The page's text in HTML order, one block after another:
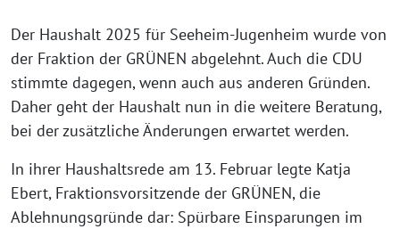
Der Haushalt 2025 für Seeheim-Jugenheim wurde von
der Fraktion der GRÜNEN abgelehnt. Auch die CDU
stimmte dagegen, wenn auch aus anderen Gründen.
Daher geht der Haushalt nun in die weitere Beratung,
bei der zusätzliche Änderungen erwartet werden.
In ihrer Haushaltsrede am 13. Februar legte Katja
Ebert, Fraktionsvorsitzende der GRÜNEN, die
Ablehnungsgründe dar: Spürbare Einsparungen im